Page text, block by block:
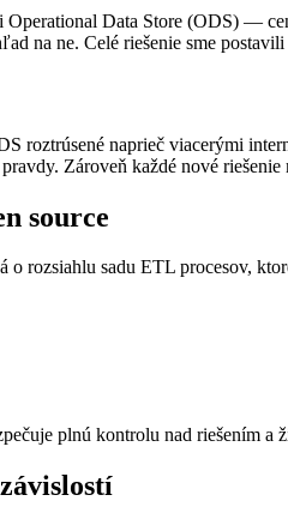
Data Store (ODS) —
na ne. Celé riešenie sme
roztrúsené naprieč viacerými
Zároveň každé nové
source
o rozsiahlu sadu ETL procesov,
plnú kontrolu nad riešením a